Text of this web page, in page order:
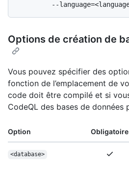
Options de création de
Vous pouvez spécifier des
fonction de l’emplacement de
code doit être compilé et si
CodeQL des bases de données
Option Obligatoire
<database>